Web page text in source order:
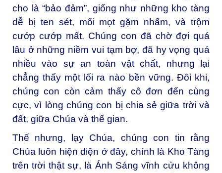
cho là “bảo đảm”, giống như những kho tàng
dễ bị ten sét, mối mọt gặm nhấm, và trộm
cướp cướp mất. Chúng con đã chờ đợi quá
lâu ở những niềm vui tạm bợ, đã hy vọng quá
nhiều vào sự an toàn vật chất, nhưng lại
chẳng thấy một lối ra nào bền vững. Đôi khi,
chúng con còn cảm thấy cô đơn đến cùng
cực, vì lòng chúng con bị chia sẻ giữa trời và
đất, giữa Chúa và thế gian.
Thế nhưng, lạy Chúa, chúng con tin rằng
Chúa luôn hiện diện ở đây, chính là Kho Tàng
trên trời thật sự, là Ánh Sáng vĩnh cửu không